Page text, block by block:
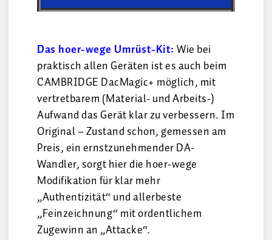
Das hoer-wege Umrüst-Kit: Wie bei
praktisch allen Geräten ist es auch beim
CAMBRIDGE DacMagic+ möglich, mit
vertretbarem (Material- und Arbeits-)
Aufwand das Gerät klar zu verbessern. Im
Original – Zustand schon, gemessen am
Preis, ein ernstzunehmender DA-
Wandler, sorgt hier die hoer-wege
Modifikation für klar mehr
„Authentizität“ und allerbeste
„Feinzeichnung“ mit ordentlichem
Zugewinn an „Attacke“.